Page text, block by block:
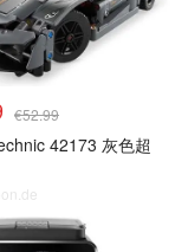
€52.99
42173 灰色超